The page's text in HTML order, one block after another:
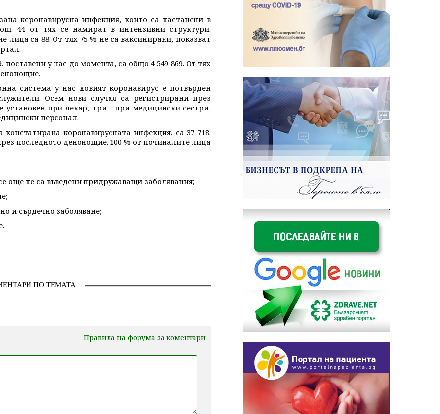
коронавирусна инфекция, които са настанени в
44 от тях се намират в интензивни структури.
лица са 88. От тях 75 % не са ваксинирани, показват
поставени у нас до момента, са общо 4 549 869. От тях
система у нас новият коронавирус е потвърден
Осем нови случая са регистрирани през
установен при лекар, три – при медицински сестри,
персонал.
коронавирусната инфекция, са 37 718.
последното денонощие. 100 % от починалите лица
още не са въведени придружаващи заболявания;
и сърдечно заболяване;
ПО ТЕМАТА
Правила на форума за коментари